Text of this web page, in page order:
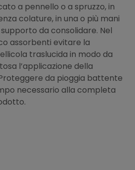
a pennello o a spruzzo, in
colature, in una o più mani
da consolidare. Nel
assorbenti evitare la
traslucida in modo da
l’applicazione della
da pioggia battente
necessario alla completa